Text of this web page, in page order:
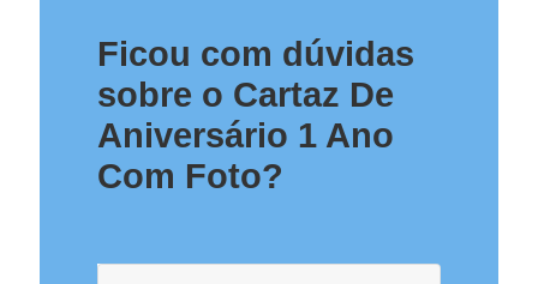
Ficou com dúvidas
sobre o Cartaz De
Aniversário 1 Ano
Com Foto?